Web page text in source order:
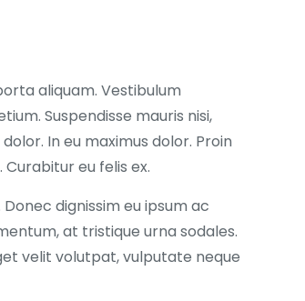
aliquam. Vestibulum
Suspendisse mauris nisi,
In eu maximus dolor. Proin
eu felis ex.
dignissim eu ipsum ac
at tristique urna sodales.
velit volutpat, vulputate neque